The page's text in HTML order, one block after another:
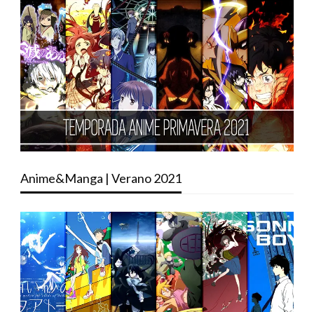
Anime&Manga | Verano 2021